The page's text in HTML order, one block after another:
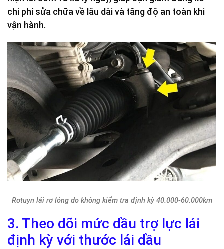
chi phí sửa chữa về lâu dài và tăng độ an toàn khi
vận hành.
Rotuyn lái rơ lỏng do không kiểm tra định kỳ 40.000-60.000km
3. Theo dõi mức dầu trợ lực lái
định kỳ với thước lái dầu